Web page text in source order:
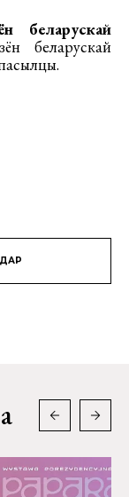
беларускай
беларускай